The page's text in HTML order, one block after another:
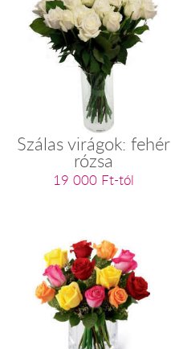
Szálas virágok: fehér
rózsa
19 000 Ft-tól